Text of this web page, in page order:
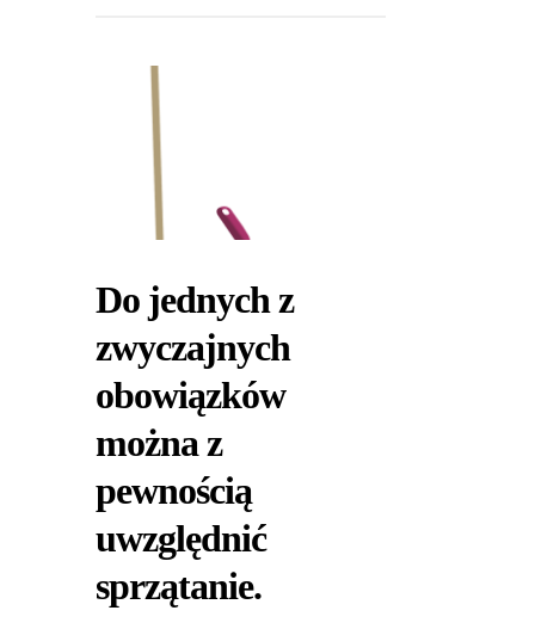
Do jednych z
zwyczajnych
obowiązków
można z
pewnością
uwzględnić
sprzątanie.